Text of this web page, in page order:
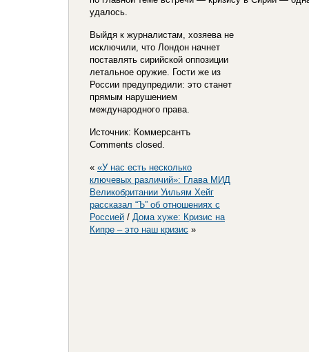
удалось.
Выйдя к журналистам, хозяева не
исключили, что Лондон начнет
поставлять сирийской оппозиции
летальное оружие. Гости же из
России предупредили: это станет
прямым нарушением
международного права.
Источник: Коммерсантъ
Comments closed.
« «У нас есть несколько
ключевых различий»: Глава МИД
Великобритании Уильям Хейг
рассказал “Ъ” об отношениях с
Россией / Дома хуже: Кризис на
Кипре – это наш кризис »